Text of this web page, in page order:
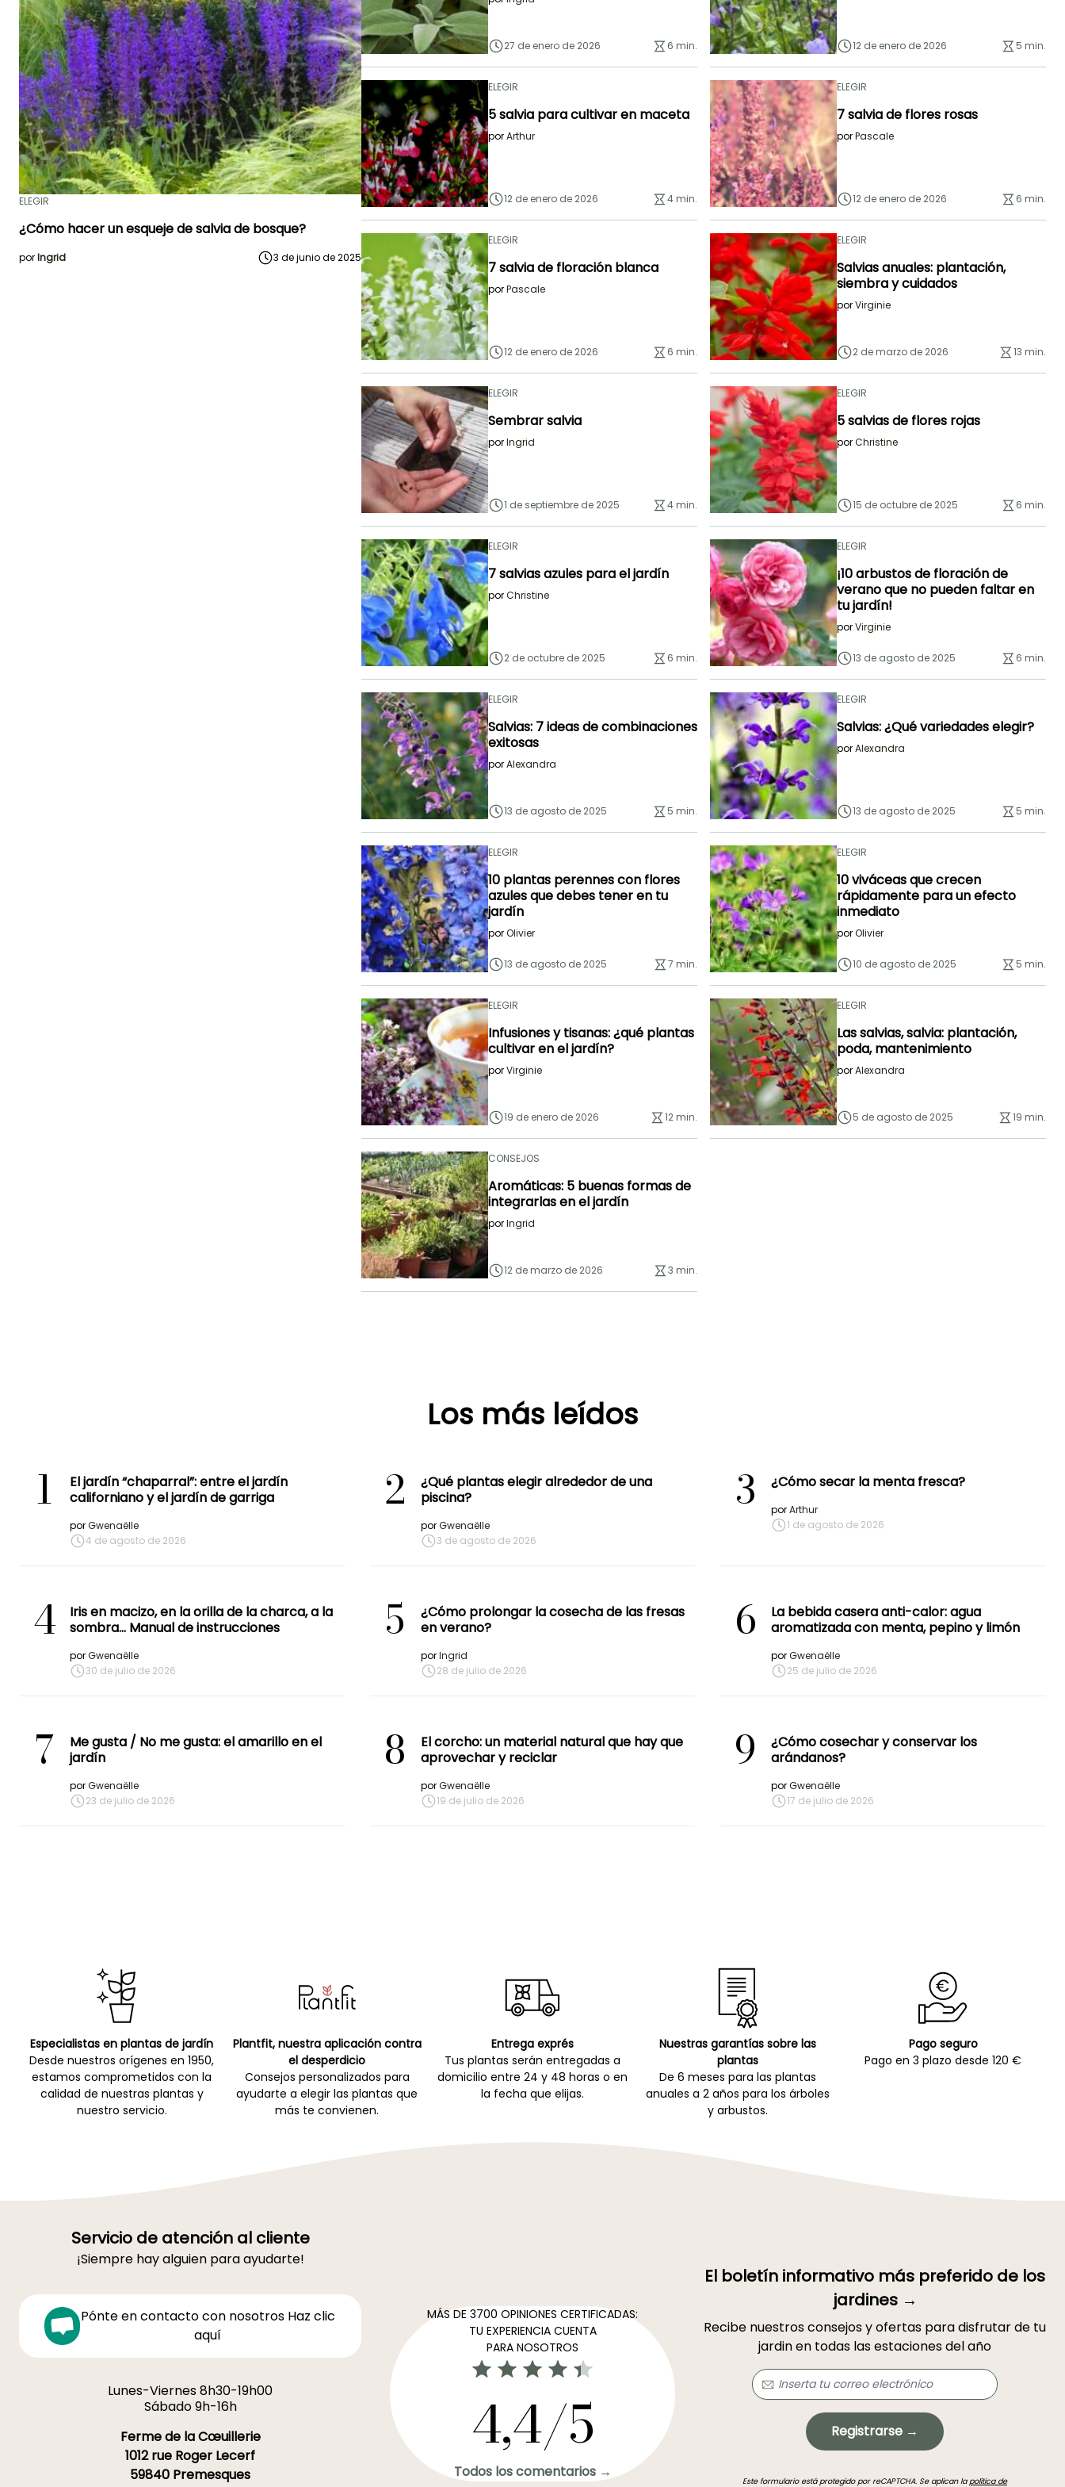
ELEGIR
¿Cómo hacer un esqueje de salvia de bosque?
porIngrid 3 de junio de 2025
27 de enero de 2026 6 min. 12 de enero de 2026 5 min.
ELEGIR
5 salvia para cultivar en maceta
porArthur
12 de enero de 2026 4 min.
ELEGIR
7 salvia de flores rosas
porPascale
12 de enero de 2026 6 min.
ELEGIR
7 salvia de floración blanca
porPascale
12 de enero de 2026 6 min.
ELEGIR
Salvias anuales: plantación,
siembra y cuidados
porVirginie
2 de marzo de 2026 13 min.
ELEGIR
Sembrar salvia
porIngrid
1 de septiembre de 2025 4 min.
ELEGIR
5 salvias de flores rojas
porChristine
15 de octubre de 2025 6 min.
ELEGIR
7 salvias azules para el jardín
porChristine
2 de octubre de 2025 6 min.
ELEGIR
¡10 arbustos de floración de
verano que no pueden faltar en
tu jardín!
porVirginie
13 de agosto de 2025 6 min.
ELEGIR
Salvias: 7 ideas de combinaciones
exitosas
porAlexandra
13 de agosto de 2025 5 min.
ELEGIR
Salvias: ¿Qué variedades elegir?
porAlexandra
13 de agosto de 2025 5 min.
ELEGIR
10 plantas perennes con flores
azules que debes tener en tu
jardín
porOlivier
13 de agosto de 2025 7 min.
ELEGIR
10 viváceas que crecen
rápidamente para un efecto
inmediato
porOlivier
10 de agosto de 2025 5 min.
ELEGIR
Infusiones y tisanas: ¿qué plantas
cultivar en el jardín?
porVirginie
19 de enero de 2026 12 min.
ELEGIR
Las salvias, salvia: plantación,
poda, mantenimiento
porAlexandra
5 de agosto de 2025 19 min.
CONSEJOS
Aromáticas: 5 buenas formas de
integrarlas en el jardín
porIngrid
12 de marzo de 2026 3 min.
Los más leídos
1
El jardín “chaparral”: entre el jardín
californiano y el jardín de garriga
porGwenaëlle
4 de agosto de 2026
2
¿Qué plantas elegir alrededor de una
piscina?
porGwenaëlle
3 de agosto de 2026
3 ¿Cómo secar la menta fresca?
porArthur
1 de agosto de 2026
4
Iris en macizo, en la orilla de la charca, a la
sombra… Manual de instrucciones
porGwenaëlle
30 de julio de 2026
5
¿Cómo prolongar la cosecha de las fresas
en verano?
porIngrid
28 de julio de 2026
6
La bebida casera anti-calor: agua
aromatizada con menta, pepino y limón
porGwenaëlle
25 de julio de 2026
7
Me gusta / No me gusta: el amarillo en el
jardín
porGwenaëlle
23 de julio de 2026
8
El corcho: un material natural que hay que
aprovechar y reciclar
porGwenaëlle
19 de julio de 2026
9
¿Cómo cosechar y conservar los
arándanos?
porGwenaëlle
17 de julio de 2026
Especialistas en plantas de jardín
Desde nuestros orígenes en 1950,
estamos comprometidos con la
calidad de nuestras plantas y
nuestro servicio.
Plantfit, nuestra aplicación contra
el desperdicio
Consejos personalizados para
ayudarte a elegir las plantas que
más te convienen.
Entrega exprés
Tus plantas serán entregadas a
domicilio entre 24 y 48 horas o en
la fecha que elijas.
Nuestras garantías sobre las
plantas
De 6 meses para las plantas
anuales a 2 años para los árboles
y arbustos.
Pago seguro
Pago en 3 plazo desde 120 €
Servicio de atención al cliente
¡Siempre hay alguien para ayudarte!
Pónte en contacto con nosotros Haz clic
aquí
Lunes-Viernes 8h30-19h00
Sábado 9h-16h
Ferme de la Cœuillerie
1012 rue Roger Lecerf
59840 Premesques
MÁS DE 3700 OPINIONES CERTIFICADAS:
TU EXPERIENCIA CUENTA
PARA NOSOTROS
4,4/5
Todos los comentarios →
El boletín informativo más preferido de los
jardines →
Recibe nuestros consejos y ofertas para disfrutar de tu
jardin en todas las estaciones del año
Registrarse →
Este formulario está protegido por reCAPTCHA. Se aplican lapolítica de